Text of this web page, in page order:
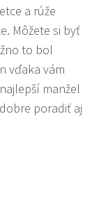
a rúže
Môžete si byť
to bol
vďaka vám
manžel
poradiť aj